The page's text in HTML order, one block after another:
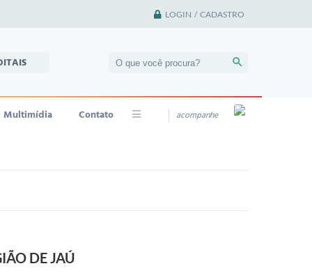
LOGIN / CADASTRO
Multimídia Contato acompanhe
DE JAÚ